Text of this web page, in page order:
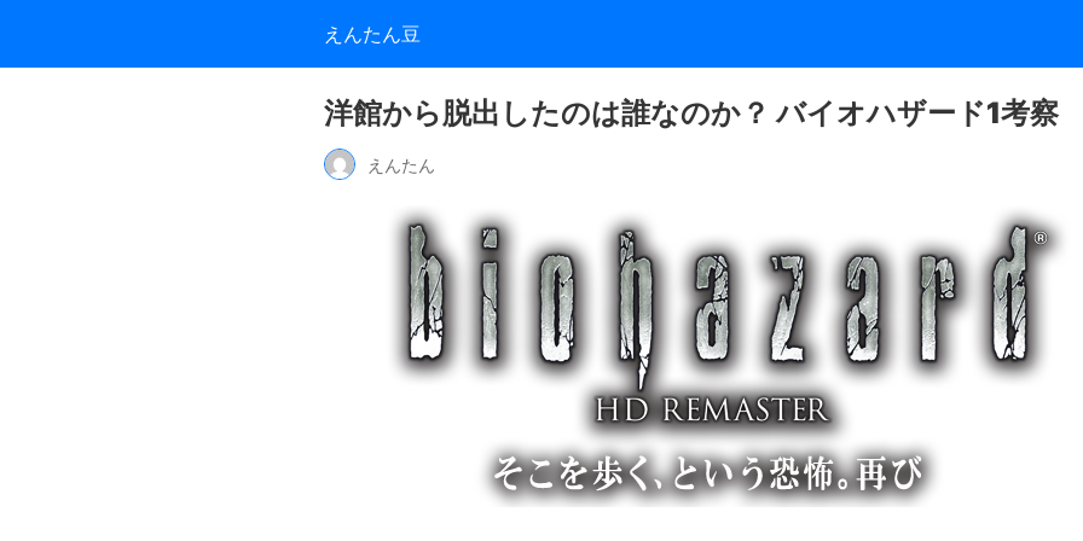
えんたん豆
洋館から脱出したのは誰なのか？ バイオハザード1考察
えんたん